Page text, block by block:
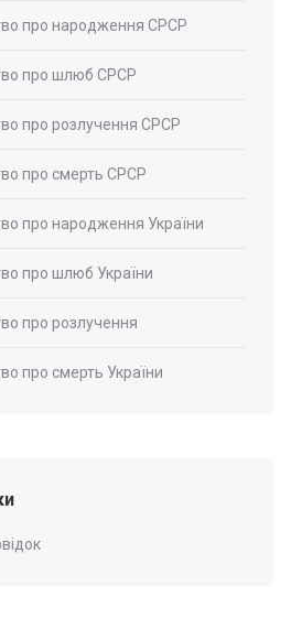
про народження СРСР
про шлюб СРСР
про розлучення СРСР
про смерть СРСР
про народження України
про шлюб України
про розлучення
про смерть України